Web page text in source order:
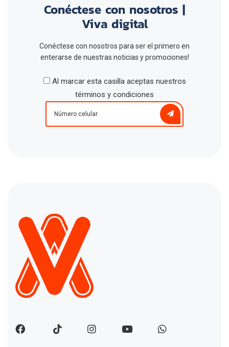
Conéctese con nosotros |
Viva digital
Conéctese con nosotros para ser el primero en
enterarse de nuestras noticias y promociones!
Al marcar esta casilla aceptas nuestros
términos y condiciones